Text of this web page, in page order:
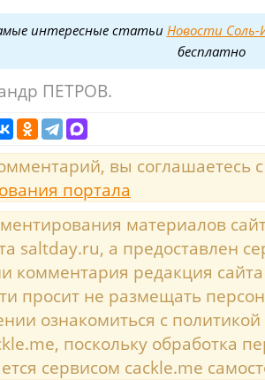
интересные статьи Новости Соль-
бесплатно
ПЕТРОВ.
вы соглашаетесь
портала
материалов
saltday.ru, а предоставлен
комментария редакция
просит не размещать
ознакомиться с
поскольку обработка
сервисом cackle.me